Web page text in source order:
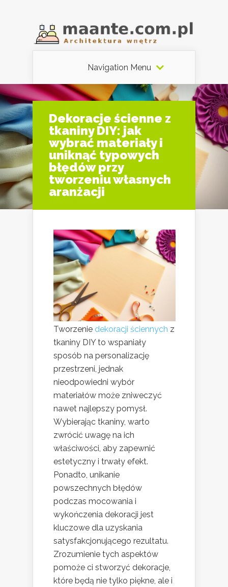
Navigation Menu
Dekoracje ścienne z
tkaniny DIY: jak
wybrać materiały i
uniknąć typowych
błędów przy
tworzeniu własnych
aranżacji
Tworzenie dekoracji ściennych z
tkaniny DIY to wspaniały
sposób na personalizację
przestrzeni, jednak
nieodpowiedni wybór
materiałów może zniweczyć
nawet najlepszy pomysł.
Wybierając tkaniny, warto
zwrócić uwagę na ich
właściwości, aby zapewnić
estetyczny i trwały efekt.
Ponadto, unikanie
powszechnych błędów
podczas mocowania i
wykończenia dekoracji jest
kluczowe dla uzyskania
satysfakcjonującego rezultatu.
Zrozumienie tych aspektów
pomoże ci stworzyć dekoracje,
które będą nie tylko piękne, ale i